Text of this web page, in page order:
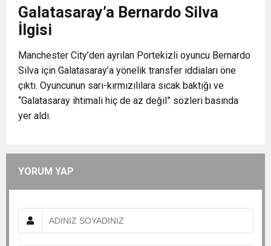
Galatasaray’a Bernardo Silva
İlgisi
Manchester City’den ayrılan Portekizli oyuncu Bernardo
Silva için Galatasaray’a yönelik transfer iddiaları öne
çıktı. Oyuncunun sarı-kırmızılılara sıcak baktığı ve
“Galatasaray ihtimali hiç de az değil” sözleri basında
yer aldı.
YORUM YAP